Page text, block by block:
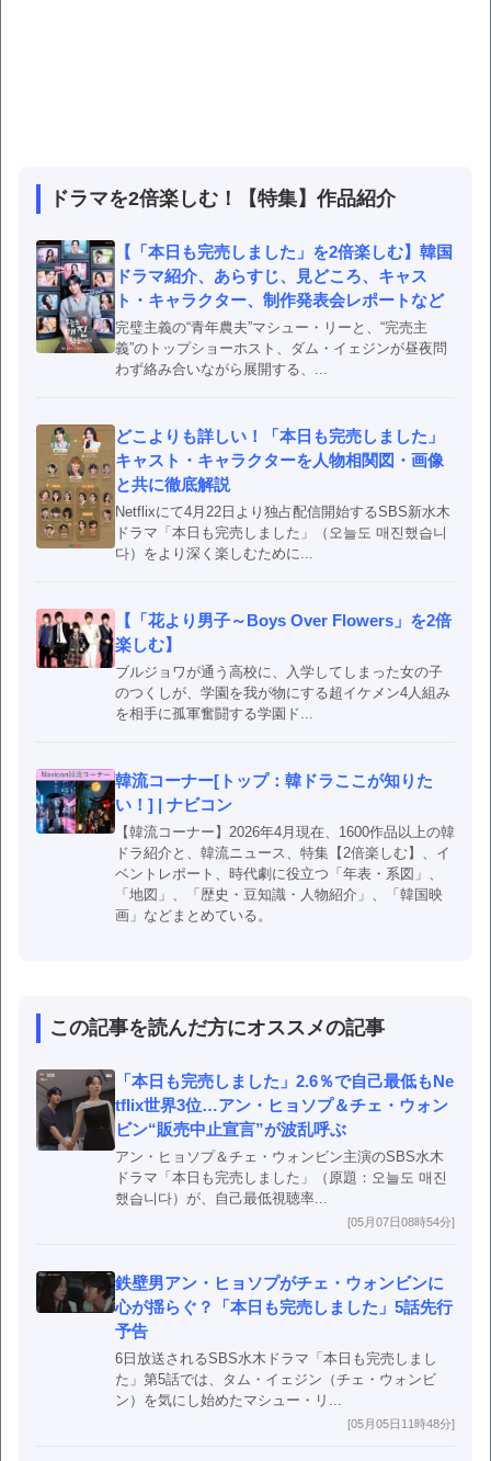
ドラマを2倍楽しむ！【特集】作品紹介
【「本日も完売しました」を2倍楽しむ】韓国
ドラマ紹介、あらすじ、見どころ、キャス
ト・キャラクター、制作発表会レポートなど
完璧主義の“青年農夫”マシュー・リーと、“完売主
義”のトップショーホスト、ダム・イェジンが昼夜問
わず絡み合いながら展開する、...
どこよりも詳しい！「本日も完売しました」
キャスト・キャラクターを人物相関図・画像
と共に徹底解説
Netflixにて4月22日より独占配信開始するSBS新水木
ドラマ「本日も完売しました」（오늘도 매진했습니
다）をより深く楽しむために...
【「花より男子～Boys Over Flowers」を2倍
楽しむ】
ブルジョワが通う高校に、入学してしまった女の子
のつくしが、学園を我が物にする超イケメン4人組み
を相手に孤軍奮闘する学園ド...
韓流コーナー[トップ：韓ドラここが知りた
い！] | ナビコン
【韓流コーナー】2026年4月現在、1600作品以上の韓
ドラ紹介と、韓流ニュース、特集【2倍楽しむ】、イ
ベントレポート、時代劇に役立つ「年表・系図」、
「地図」、「歴史・豆知識・人物紹介」、「韓国映
画」などまとめている。
この記事を読んだ方にオススメの記事
「本日も完売しました」2.6％で自己最低もNe
tflix世界3位…アン・ヒョソプ＆チェ・ウォン
ビン“販売中止宣言”が波乱呼ぶ
アン・ヒョソプ＆チェ・ウォンビン主演のSBS水木
ドラマ「本日も完売しました」（原題：오늘도 매진
했습니다）が、自己最低視聴率...
[05月07日08時54分]
鉄壁男アン・ヒョソプがチェ・ウォンビンに
心が揺らぐ？「本日も完売しました」5話先行
予告
6日放送されるSBS水木ドラマ「本日も完売しまし
た」第5話では、タム・イェジン（チェ・ウォンビ
ン）を気にし始めたマシュー・リ...
[05月05日11時48分]